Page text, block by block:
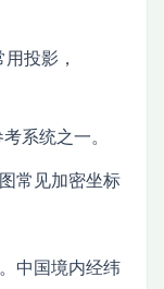
投影，
系统之一。
常见加密坐标
中国境内经纬